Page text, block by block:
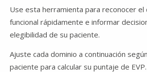
Use esta herramienta para reconocer
funcional rápidamente e informar
elegibilidad de su paciente.
Ajuste cada dominio a continuación
paciente para calcular su puntaje de EVP​​​​​​​.